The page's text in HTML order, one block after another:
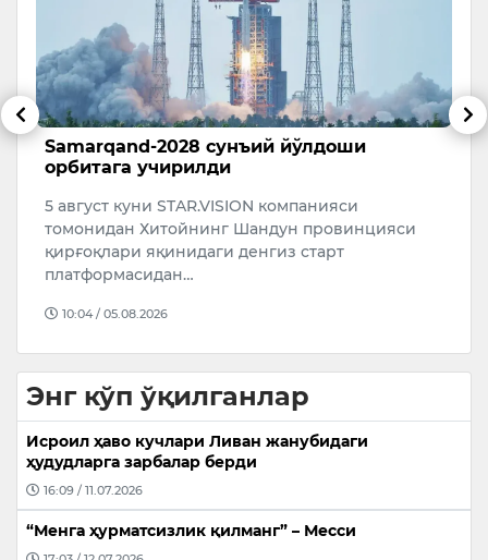
Samarqand-2028 сунъий йўлдоши
орбитага учирилди
5 август куни STAR.VISION компанияси
томонидан Хитойнинг Шандун провинцияси
қирғоқлари яқинидаги денгиз старт
платформасидан…
10:04 / 05.08.2026
Энг кўп ўқилганлар
Исроил ҳаво кучлари Ливан жанубидаги
ҳудудларга зарбалар берди
16:09 / 11.07.2026
“Менга ҳурматсизлик қилманг” – Месси